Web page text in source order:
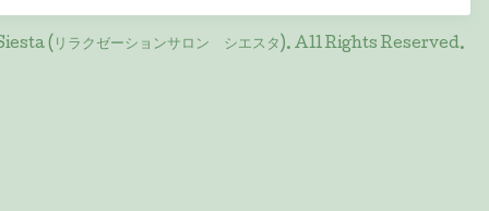
(リラクゼーションサロン シエスタ). All Rights Reserved.